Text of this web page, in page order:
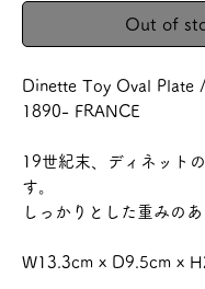
Out of
Dinette Toy Oval Plate
1890- FRANCE
19世紀末、ディネット
す。
しっかりとした重みのあ
W13.3cm x D9.5cm x